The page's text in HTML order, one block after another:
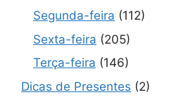
Segunda-feira (112)
Sexta-feira (205)
Terça-feira (146)
Dicas de Presentes (2)